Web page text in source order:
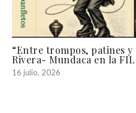
“Entre trompos, patines
Rivera- Mundaca en la
16 julio, 2026